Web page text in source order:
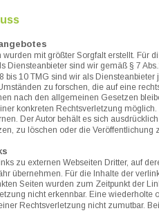
wurden mit größter Sorgfalt erstellt. Für
Diensteanbieter sind wir gemäß § 7
bis 10 TMG sind wir als
zu forschen, die auf eine
nach den allgemeinen Gesetzen
konkreten Rechtsverletzung
Der Autor behält es sich
zu löschen oder die
zu externen Webseiten Dritter, auf
übernehmen. Für die Inhalte der
Seiten wurden zum Zeitpunkt der
nicht erkennbar. Eine
Rechtsverletzung nicht zumutbar.